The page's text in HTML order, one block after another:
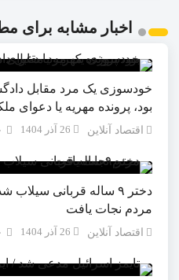
اخبار مشابه برای
خودسوزی یک مرد مقابل
بود، پرونده مهریه‌ یا دعوای
اقتصاد آنلاین 26 آذر 1404
مردم نجات یافت
اقتصاد آنلاین 26 آذر 1404